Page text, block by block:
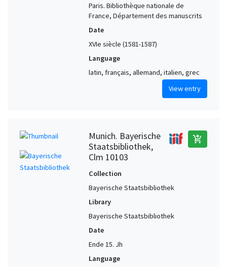
Paris. Bibliothèque nationale de
France, Département des manuscrits
Date
XVIe siècle (1581-1587)
Language
latin, français, allemand, italien, grec
View entry
Munich. Bayerische
Staatsbibliothek,
Clm 10103
add_shopping_cart
Collection
Bayerische Staatsbibliothek
Library
Bayerische Staatsbibliothek
Date
Ende 15. Jh
Language